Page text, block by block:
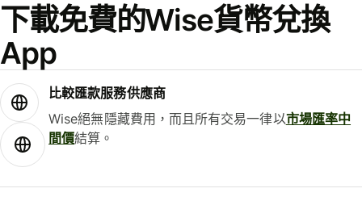
下載免費的Wise貨幣兌換
App
比較匯款服務供應商
Wise絕無隱藏費用，而且所有交易一律以市場匯率中
間價結算。